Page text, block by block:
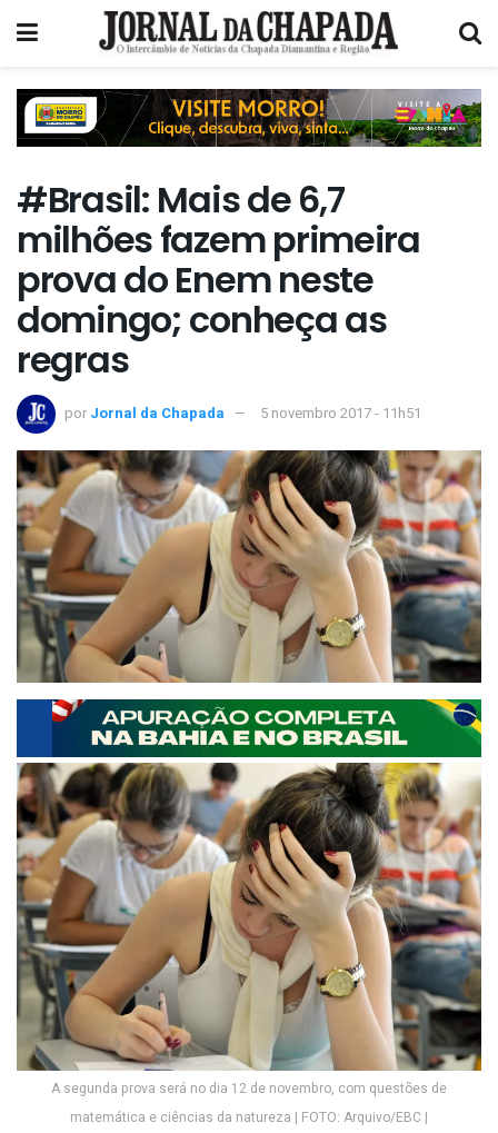
#Brasil: Mais de 6,7
milhões fazem primeira
prova do Enem neste
domingo; conheça as
regras
por Jornal da Chapada 5 novembro 2017 - 11h51
A segunda prova será no dia 12 de novembro, com questões de
matemática e ciências da natureza | FOTO: Arquivo/EBC |